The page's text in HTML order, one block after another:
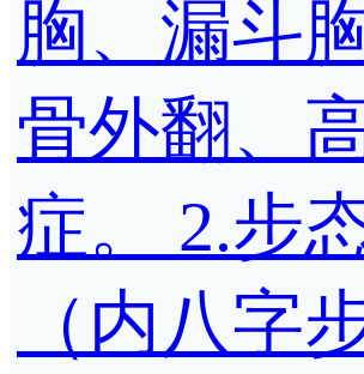
胸、漏斗
骨外翻、
症。 2.步
（内八字